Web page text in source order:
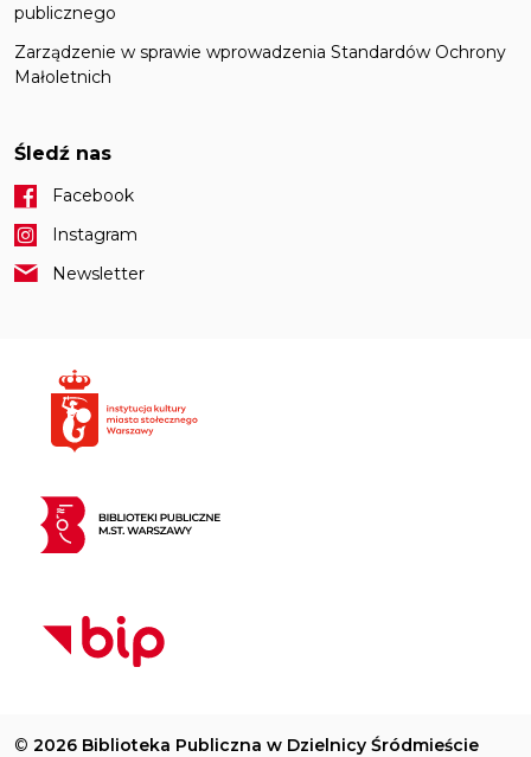
publicznego
Zarządzenie w sprawie wprowadzenia Standardów Ochrony
Małoletnich
Śledź nas
Facebook
Instagram
Newsletter
© 2026 Biblioteka Publiczna w Dzielnicy Śródmieście